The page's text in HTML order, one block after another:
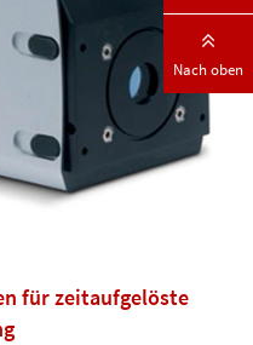
für zeitaufgelöste
Nach oben